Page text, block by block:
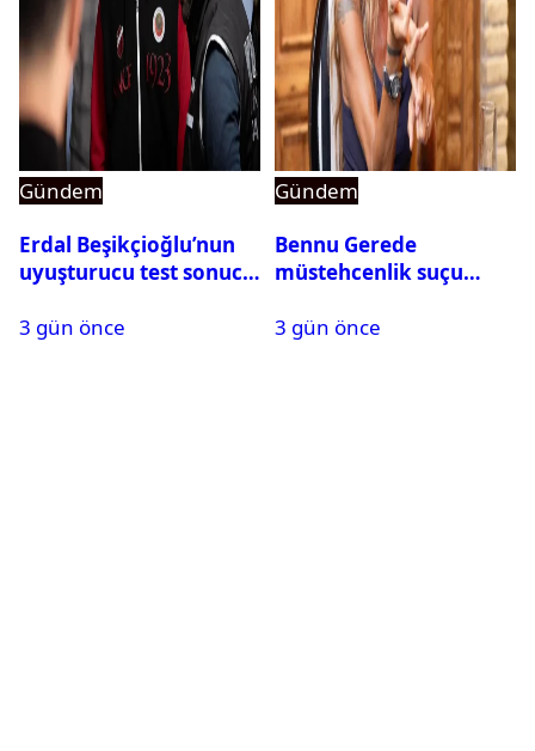
Gündem
Erdal Beşikçioğlu’nun
uyuşturucu test sonucu
3 gün önce
Gündem
Bennu Gerede
müstehcenlik suçu
alındı
3 gün önce